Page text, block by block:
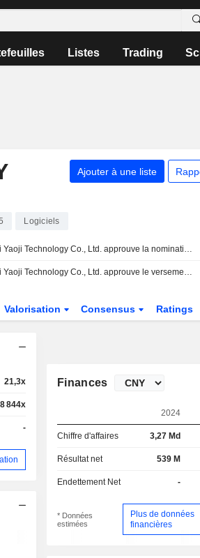
Listes Trading
Ajouter à une liste
Logiciels
Shanghai Yaoji Technology Co., Ltd. approuve la nomination de ses administrateurs
Shanghai Yaoji Technology Co., Ltd. approuve le versement d'un dividende en numéraire pour l'exercice 2025
Valorisation Consensus Ratings
21,3x
844x
-
Finances
2024
Chiffre d'affaires 3,27 Md
Résultat net 539 M
Endettement Net -
* Données
estimées
Plus de données
financières